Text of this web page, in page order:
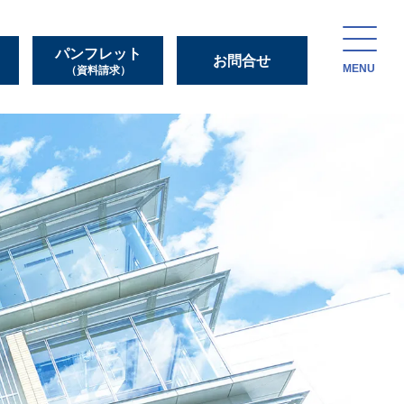
パンフレット
（資料請求）
お問合せ
MENU